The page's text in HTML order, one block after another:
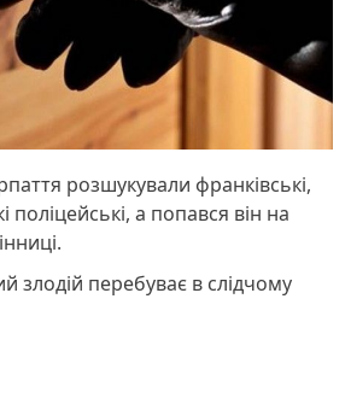
розшукували франківські,
поліцейські, а попався він на
злодій перебуває в слідчому